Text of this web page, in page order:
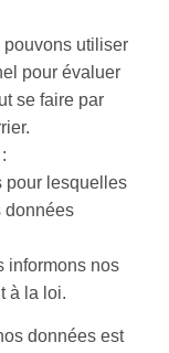
pouvons utiliser
pour évaluer
se faire par
pour lesquelles
données
informons nos
à la loi.
données est